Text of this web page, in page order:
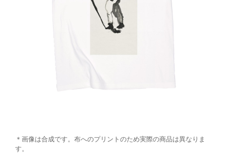
＊画像は合成です。布へのプリントのため実際の商品は異なりま
す。